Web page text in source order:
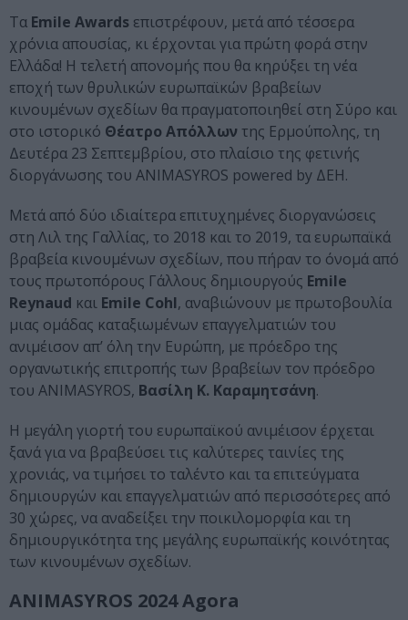
Τα Emile Awards επιστρέφουν, μετά από τέσσερα
χρόνια απουσίας, κι έρχονται για πρώτη φορά στην
Ελλάδα! Η τελετή απονομής που θα κηρύξει τη νέα
εποχή των θρυλικών ευρωπαϊκών βραβείων
κινουμένων σχεδίων θα πραγματοποιηθεί στη Σύρο και
στο ιστορικό Θέατρο Απόλλων της Ερμούπολης, τη
Δευτέρα 23 Σεπτεμβρίου, στο πλαίσιο της φετινής
διοργάνωσης του ANIMASYROS powered by ΔΕΗ.
Μετά από δύο ιδιαίτερα επιτυχημένες διοργανώσεις
στη Λιλ της Γαλλίας, το 2018 και το 2019, τα ευρωπαϊκά
βραβεία κινουμένων σχεδίων, που πήραν το όνομά από
τους πρωτοπόρους Γάλλους δημιουργούς Emile
Reynaud και Emile Cohl, αναβιώνουν με πρωτοβουλία
μιας ομάδας καταξιωμένων επαγγελματιών του
ανιμέισον απ’ όλη την Ευρώπη, με πρόεδρο της
οργανωτικής επιτροπής των βραβείων τον πρόεδρο
του ANIMASYROS, Βασίλη Κ. Καραμητσάνη.
Η μεγάλη γιορτή του ευρωπαϊκού ανιμέισον έρχεται
ξανά για να βραβεύσει τις καλύτερες ταινίες της
χρονιάς, να τιμήσει το ταλέντο και τα επιτεύγματα
δημιουργών και επαγγελματιών από περισσότερες από
30 χώρες, να αναδείξει την ποικιλομορφία και τη
δημιουργικότητα της μεγάλης ευρωπαϊκής κοινότητας
των κινουμένων σχεδίων.
ANIMASYROS 2024 Agora